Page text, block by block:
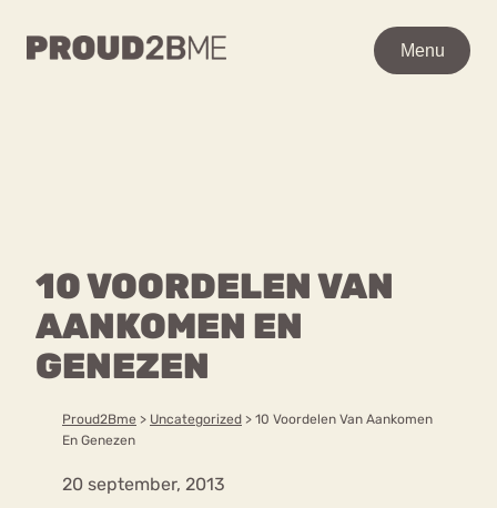
inhoud
Menu
10 VOORDELEN VAN
AANKOMEN EN
GENEZEN
Proud2Bme > Uncategorized > 10 Voordelen Van Aankomen
En Genezen
20 september, 2013
Menu
Content
WAAR BEN JE NAAR OP
Over proud2bme
Contact
Proud in de media
Vacatures
VEEL GEZOCHTE TERMEN